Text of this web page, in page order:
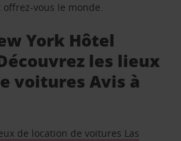
vous le monde.
York Hôtel
les lieux
voitures Avis à
de location de voitures Las